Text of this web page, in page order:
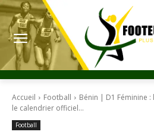
Accueil Football
Bénin | D1 Féminine
le calendrier officiel...
Football